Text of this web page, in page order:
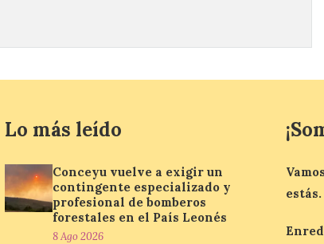
Lo más leído
Conceyu vuelve a exigir un
contingente especializado y
profesional de bomberos
forestales en el País Leonés
8 Ago 2026
estás.